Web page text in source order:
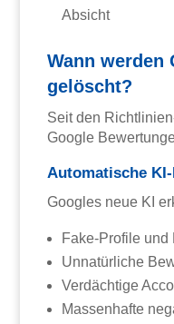
Absicht
Wann werden
gelöscht?
Seit den
Google
Automatische
Googles neue KI
Fake-Profile und
Unnatürliche
Verdächtige
Massenhafte